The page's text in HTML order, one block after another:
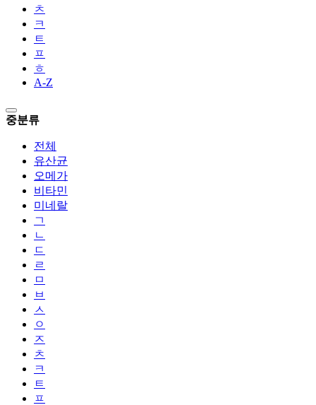
ㅊ
ㅋ
ㅌ
ㅍ
ㅎ
A-Z
중분류
전체
유산균
오메가
비타민
미네랄
ㄱ
ㄴ
ㄷ
ㄹ
ㅁ
ㅂ
ㅅ
ㅇ
ㅈ
ㅊ
ㅋ
ㅌ
ㅍ